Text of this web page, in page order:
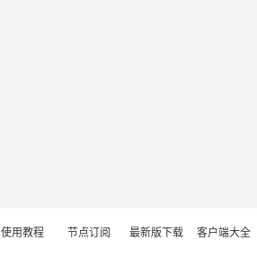
使用教程 节点订阅 最新版下载 客户端大全